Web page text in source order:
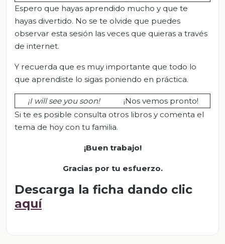
Espero que hayas aprendido mucho y que te
hayas divertido. No se te olvide que puedes
observar esta sesión las veces que quieras a través
de internet.
Y recuerda que es muy importante que todo lo
que aprendiste lo sigas poniendo en práctica.
¡I will see you soon!
¡Nos vemos pronto!
Si te es posible consulta otros libros y comenta el
tema de hoy con tu familia.
¡Buen trabajo!
Gracias por tu esfuerzo.
Descarga la ficha dando clic
aquí